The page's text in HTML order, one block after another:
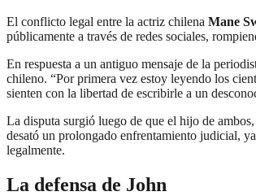
El conflicto legal entre la actriz chilena Mane
públicamente a través de redes sociales,
En respuesta a un antiguo mensaje de la
chileno. “Por primera vez estoy leyendo los
sienten con la libertad de escribirle a un
La disputa surgió luego de que el hijo de
desató un prolongado enfrentamiento judicial,
legalmente.
La defensa de John